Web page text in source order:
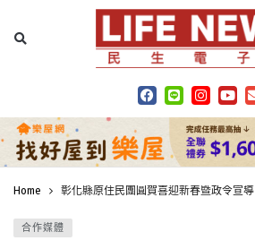
Home 彰化縣原住民團圓賀喜迎新春暨政令宣導
合作媒體